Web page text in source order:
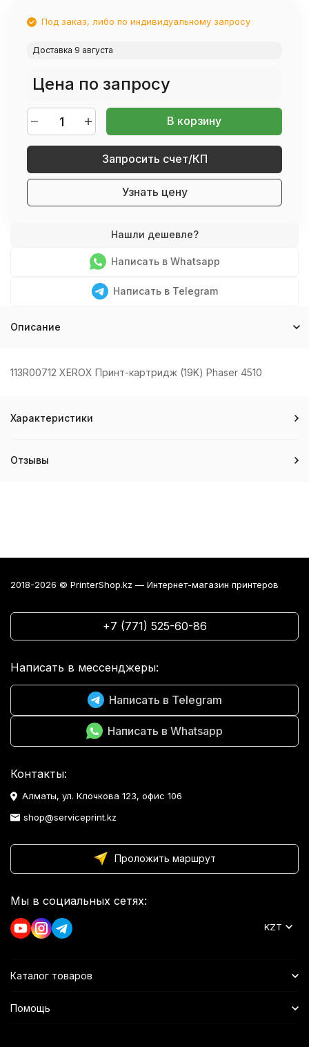
Под заказ, либо по индивидуальному запросу
Доставка 9 августа
Цена по запросу
В корзину
Запросить счет/КП
Узнать цену
Написать в Whatsapp
Написать в Telegram
Описание
113R00712 XEROX Принт-картридж (19K) Phaser 4510
Характеристики
Отзывы
2018-2026 © PrinterShop.kz — Интернет-магазин принтеров
+7 (771) 525-60-86
Написать в мессенджеры:
Написать в Telegram
Написать в Whatsapp
Контакты:
Алматы, ул. Клочкова 123, офис 106
shop@serviceprint.kz
Проложить маршрут
Мы в социальных сетях:
KZT
Каталог товаров
Помощь